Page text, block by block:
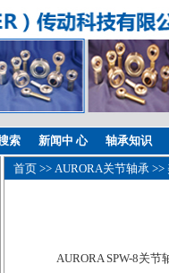
索 新闻中 心 轴承知识
首页 >> AURORA关节轴承 >>
AURORA SPW-8关